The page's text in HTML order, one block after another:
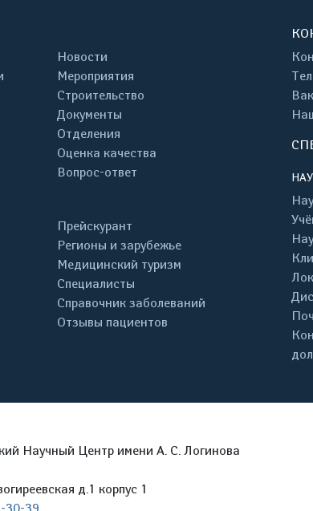
Новости
Мероприятия
Строительство
Документы
Отделения
Оценка качества
Вопрос-ответ
Прейскурант
Регионы и зарубежье
Медицинский туризм
Специалисты
Справочник заболеваний
Отзывы пациентов
Научный Центр имени А. С. Логинова
д.1 корпус 1